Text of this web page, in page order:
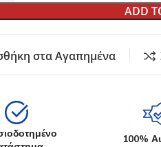
Μηχανισμοί
Πεταλούδες - Δολώματα
Πετονιές / Αξεσουάρ
Ψάρεμα EGIING
ADD
στα Αγαπημένα
100%